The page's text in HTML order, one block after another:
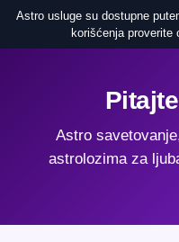
Astro usluge su dostupne
korišćenja proverite
Astro
astrolozima za